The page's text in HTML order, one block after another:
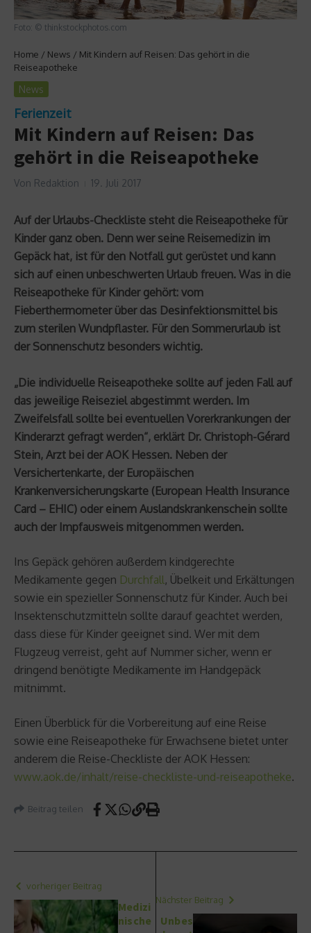
Foto: © thinkstockphotos.com
Home / News / Mit Kindern auf Reisen: Das gehört in die
Reiseapotheke
News
Ferienzeit
Mit Kindern auf Reisen: Das
gehört in die Reiseapotheke
Von Redaktion 19. Juli 2017
Auf der Urlaubs-Checkliste steht die Reiseapotheke für
Kinder ganz oben. Denn wer seine Reisemedizin im
Gepäck hat, ist für den Notfall gut gerüstet und kann
sich auf einen unbeschwerten Urlaub freuen. Was in die
Reiseapotheke für Kinder gehört: vom
Fieberthermometer über das Desinfektionsmittel bis
zum sterilen Wundpflaster. Für den Sommerurlaub ist
der Sonnenschutz besonders wichtig.
„Die individuelle Reiseapotheke sollte auf jeden Fall auf
das jeweilige Reiseziel abgestimmt werden. Im
Zweifelsfall sollte bei eventuellen Vorerkrankungen der
Kinderarzt gefragt werden“, erklärt Dr. Christoph-Gérard
Stein, Arzt bei der AOK Hessen. Neben der
Versichertenkarte, der Europäischen
Krankenversicherungskarte (European Health Insurance
Card – EHIC) oder einem Auslandskrankenschein sollte
auch der Impfausweis mitgenommen werden.
Ins Gepäck gehören außerdem kindgerechte
Medikamente gegen Durchfall , Übelkeit und Erkältungen
sowie ein spezieller Sonnenschutz für Kinder. Auch bei
Insektenschutzmitteln sollte darauf geachtet werden,
dass diese für Kinder geeignet sind. Wer mit dem
Flugzeug verreist, geht auf Nummer sicher, wenn er
dringend benötigte Medikamente im Handgepäck
mitnimmt.
Einen Überblick für die Vorbereitung auf eine Reise
sowie eine Reiseapotheke für Erwachsene bietet unter
anderem die Reise-Checkliste der AOK Hessen:
www.aok.de/inhalt/reise-checkliste-und-reiseapotheke.
Beitrag teilen
vorheriger Beitrag
Medizi
nische
Nächster Beitrag
Unbes